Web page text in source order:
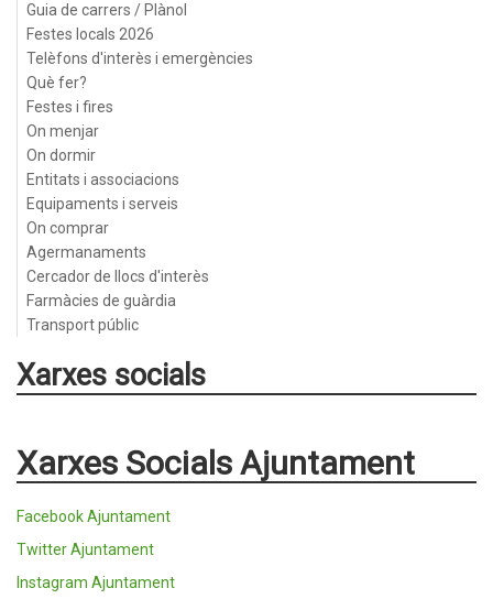
Guia de carrers / Plànol
Festes locals 2026
Telèfons d'interès i emergències
Què fer?
Festes i fires
On menjar
On dormir
Entitats i associacions
Equipaments i serveis
On comprar
Agermanaments
Cercador de llocs d'interès
Farmàcies de guàrdia
Transport públic
Xarxes socials
Xarxes Socials Ajuntament
Facebook Ajuntament
Twitter Ajuntament
Instagram Ajuntament